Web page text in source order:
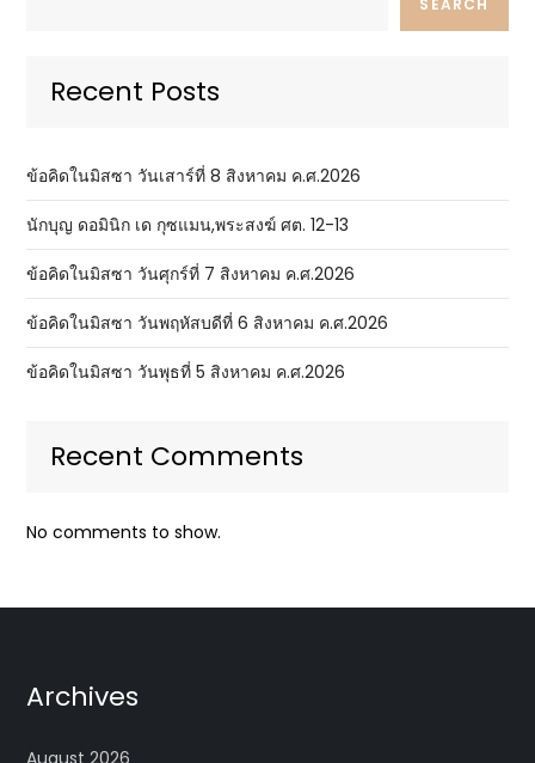
SEARCH
Recent Posts
ข้อคิดในมิสซา วันเสาร์ที่ 8 สิงหาคม ค.ศ.2026
นักบุญ ดอมินิก เด กุซแมน,พระสงฆ์ ศต. 12-13
ข้อคิดในมิสซา วันศุกร์ที่ 7 สิงหาคม ค.ศ.2026
ข้อคิดในมิสซา วันพฤหัสบดีที่ 6 สิงหาคม ค.ศ.2026
ข้อคิดในมิสซา วันพุธที่ 5 สิงหาคม ค.ศ.2026
Recent Comments
No comments to show.
Archives
August 2026